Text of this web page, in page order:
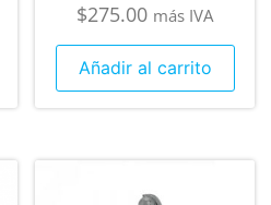
$275.00 más IVA
Añadir al carrito